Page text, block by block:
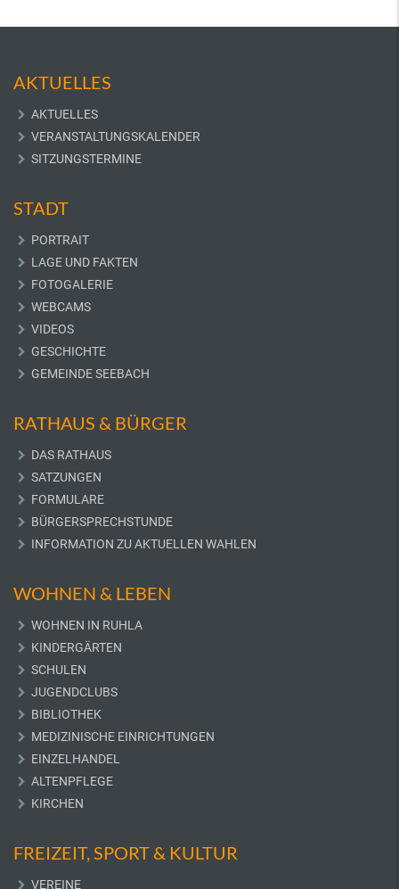
AKTUELLES
AKTUELLES
VERANSTALTUNGSKALENDER
SITZUNGSTERMINE
STADT
PORTRAIT
LAGE UND FAKTEN
FOTOGALERIE
WEBCAMS
VIDEOS
GESCHICHTE
GEMEINDE SEEBACH
RATHAUS & BÜRGER
DAS RATHAUS
SATZUNGEN
FORMULARE
BÜRGERSPRECHSTUNDE
INFORMATION ZU AKTUELLEN WAHLEN
WOHNEN & LEBEN
WOHNEN IN RUHLA
KINDERGÄRTEN
SCHULEN
JUGENDCLUBS
BIBLIOTHEK
MEDIZINISCHE EINRICHTUNGEN
EINZELHANDEL
ALTENPFLEGE
KIRCHEN
FREIZEIT, SPORT & KULTUR
VEREINE